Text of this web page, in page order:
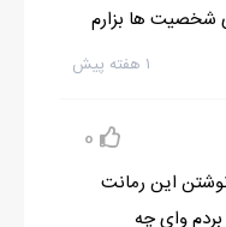
حرکت کرد.دل‌آرا نیز
،یک تای ابرویش را بالا
شخصیت ها بزارم
۱ هفته پیش
0
این رمانت
وای چه